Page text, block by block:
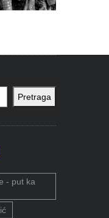
Pretraga
- put ka